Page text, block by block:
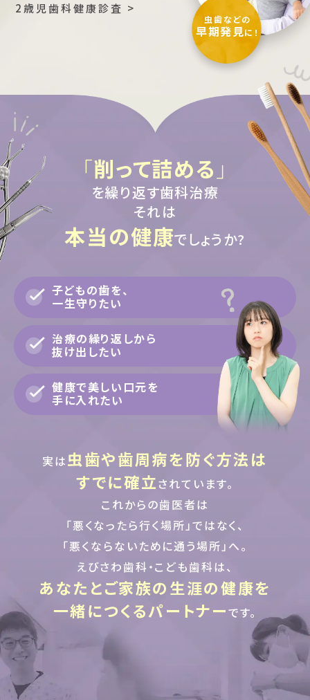
2歳児歯科健康診査 >
虫歯などの
早期発見に！
「削って詰める 」
を繰り返す歯科治療
それは
本当の健康でしょうか?
子どもの歯を、
一生守りたい
治療の繰り返しから
抜け出したい
健康で美しい口元を
手に入れたい
実は虫歯や歯周病を防ぐ方法は
すでに確立されています。
これからの歯医者は
「悪くなったら行く場所」ではなく、
「悪くならないために通う場所」へ。
えびさわ歯科・こども歯科は、
あなたとご家族の生涯の健康を
一緒につくるパートナーです。